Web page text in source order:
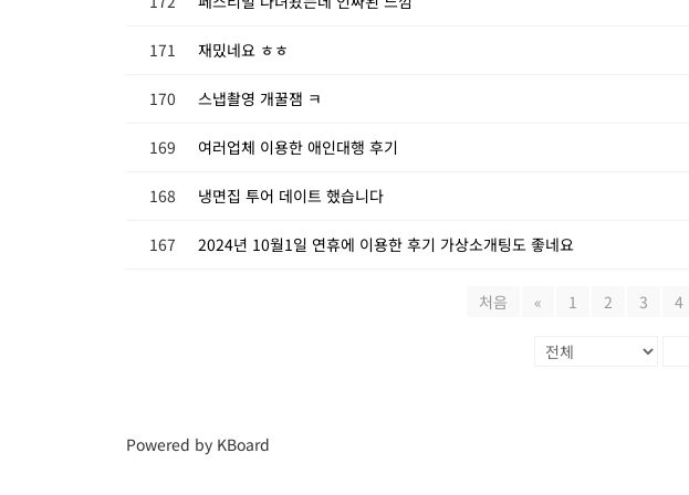
171 재밌네요 ㅎㅎ
170 스냅촬영 개꿀잼 ㅋ
169 여러업체 이용한 애인대행 후기
168 냉면집 투어 데이트 했습니다
167 2024년 10월1일 연휴에 이용한 후기 가상소개팅도 좋네요
처음 « 1 2 3 4
Powered by KBoard